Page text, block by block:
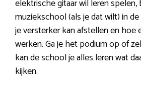
elektrische gitaar wil leren
muziekschool (als je dat wilt) in
je versterker kan afstellen en hoe
werken. Ga je het podium op of
kan de school je alles leren wat
kijken.